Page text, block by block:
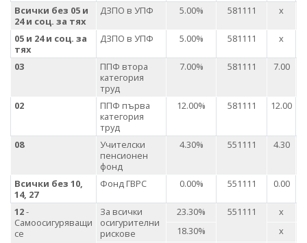
Всички без 05 и
24 и соц. за тях
ДЗПО в УПФ 5.00% 581111 х
05 и 24 и соц. за
тях
ДЗПО в УПФ 5.00% 581111 х
03
ППФ втора
категория
труд
7.00% 581111 7.00
02
ППФ първа
категория
труд
12.00% 581111 12.00
08
Учителски
пенсионен
фонд
4.30% 551111 4.30
Всички без 10,
14, 27
Фонд ГВРС 0.00% 551111 0.00
12-
Самоосигуряващи
се
За всички
осигурителни
рискове
23.30% 551111 х
18.30%
х